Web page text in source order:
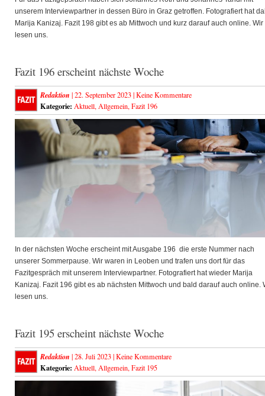
unserem Interviewpartner in dessen Büro in Graz getroffen. Fotografiert hat
Marija Kanizaj. Fazit 198 gibt es ab Mittwoch und kurz darauf auch online. Wir
lesen uns.
Fazit 196 erscheint nächste Woche
Redaktion | 22. September 2023 |Keine Kommentare
Kategorie: Aktuell, Allgemein, Fazit 196
In der nächsten Woche erscheint mit Ausgabe 196 die erste Nummer nach
unserer Sommerpause. Wir waren in Leoben und trafen uns dort für das
Fazitgespräch mit unserem Interviewpartner. Fotografiert hat wieder Marija
Kanizaj. Fazit 196 gibt es ab nächsten Mittwoch und bald darauf auch online.
lesen uns.
Fazit 195 erscheint nächste Woche
Redaktion | 28. Juli 2023 |Keine Kommentare
Kategorie: Aktuell, Allgemein, Fazit 195